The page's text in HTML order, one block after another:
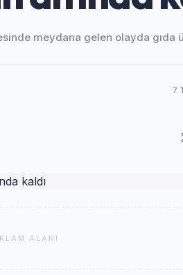
meydana gelen olayda gıda
7
ALANI